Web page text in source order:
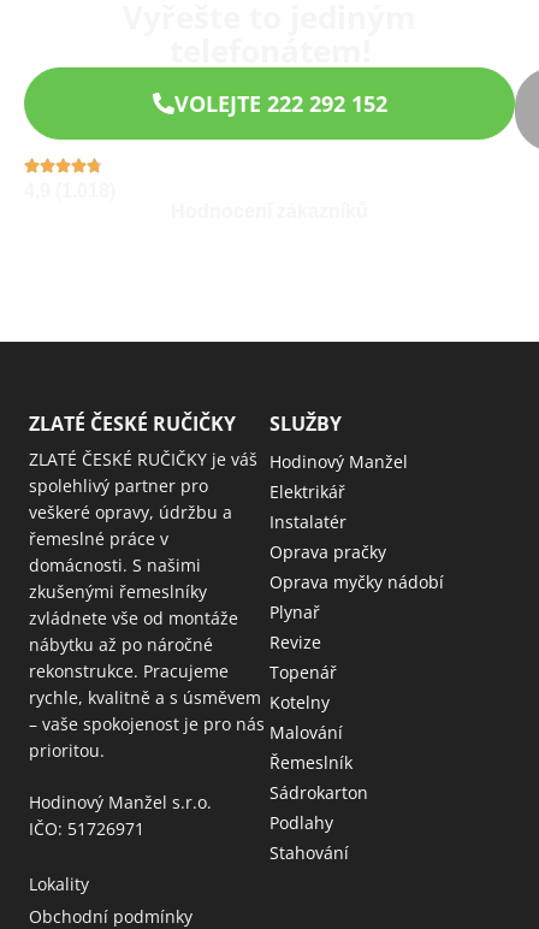
VOLEJTE 222 292 152
ZLATÉ ČESKÉ RUČIČKY
ZLATÉ ČESKÉ RUČIČKY je váš
spolehlivý partner pro
veškeré opravy, údržbu a
řemeslné práce v
domácnosti. S našimi
zkušenými řemeslníky
zvládnete vše od montáže
nábytku až po náročné
rekonstrukce. Pracujeme
rychle, kvalitně a s úsměvem
– vaše spokojenost je pro nás
prioritou.
Hodinový Manžel s.r.o.
IČO: 51726971
Lokality
Obchodní podmínky
SLUŽBY
Hodinový Manžel
Elektrikář
Instalatér
Oprava pračky
Oprava myčky nádobí
Plynař
Revize
Topenář
Kotelny
Malování
Řemeslník
Sádrokarton
Podlahy
Stahování